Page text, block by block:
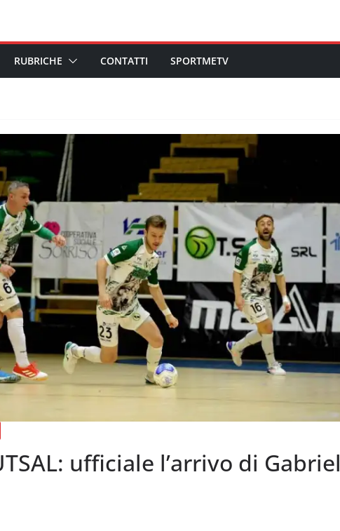
RUBRICHE CONTATTI SPORTMETV
ufficiale l’arrivo di Gabriel